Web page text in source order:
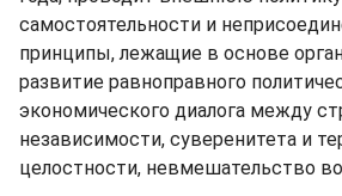
самостоятельности и
принципы, лежащие в основе
развитие равноправного
экономического диалога между
независимости, суверенитета и
целостности, невмешательство